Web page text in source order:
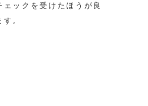
ェックを受けたほうが良
。